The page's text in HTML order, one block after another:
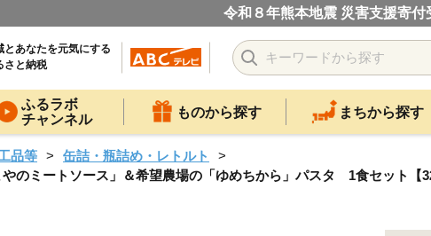
令和８年熊本地震 災害支援寄付
とあなたを元気にする
さと納税
ふるラボ
チャンネル
ものから探す まちから探す
品等
缶詰・瓶詰め・レトルト
のミートソース」＆希望農場の「ゆめちから」パスタ 1食セット【